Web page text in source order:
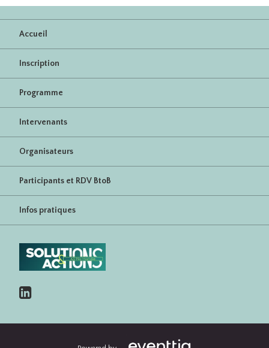
Accueil
Inscription
Programme
Intervenants
Organisateurs
Participants et RDV BtoB
Infos pratiques